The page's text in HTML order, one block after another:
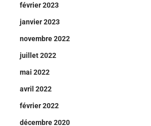
février 2023
janvier 2023
novembre 2022
juillet 2022
mai 2022
avril 2022
février 2022
décembre 2020